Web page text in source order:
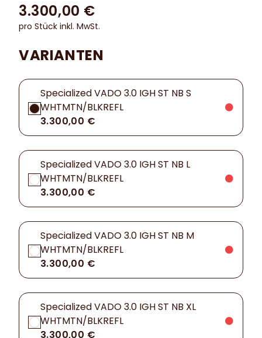
3.300,00 €
pro Stück inkl. MwSt.
VARIANTEN
Specialized VADO 3.0 IGH ST NB S
WHTMTN/BLKREFL
3.300,00 €
Specialized VADO 3.0 IGH ST NB L
WHTMTN/BLKREFL
3.300,00 €
Specialized VADO 3.0 IGH ST NB M
WHTMTN/BLKREFL
3.300,00 €
Specialized VADO 3.0 IGH ST NB XL
WHTMTN/BLKREFL
3.300,00 €